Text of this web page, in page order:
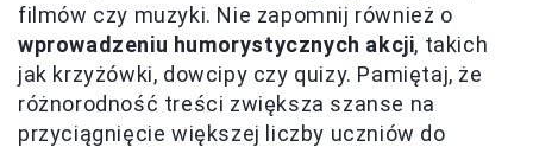
filmów czy muzyki. Nie zapomnij również o
wprowadzeniu humorystycznych akcji, takich
jak krzyżówki, dowcipy czy quizy. Pamiętaj, że
różnorodność treści zwiększa szanse na
przyciągnięcie większej liczby uczniów do